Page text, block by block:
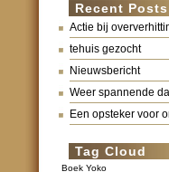
Recent Posts
Actie bij
tehuis gezocht
Nieuwsbericht
Weer spannende
Een opsteker voor
Tag Cloud
Boek Yoko